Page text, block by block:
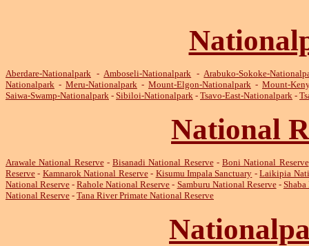
Aberdare-Nationalpark -Amboseli-Nationalpark -Arabuko-Sokoke-
Nationalpark - Meru-Nationalpark - Mount-Elgon-Nationalpark - Mount-
Saiwa-Swamp-Nationalpark - Sibiloi-Nationalpark - Tsavo-East-Nationalpark -
National
Arawale National Reserve- Bisanadi National Reserve- Boni National Reserve
Reserve - Kamnarok National Reserve- Kisumu Impala Sanctuary -Laikipia
National Reserve -Rahole National Reserve - Samburu National Reserve-
National Reserve - Tana River Primate National Reserve